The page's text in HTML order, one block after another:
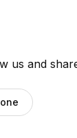
us and